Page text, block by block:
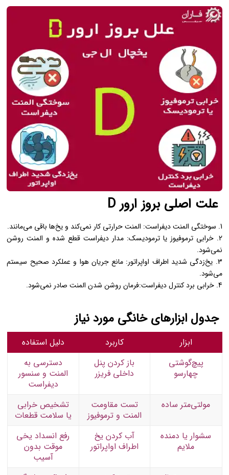
علت اصلی بروز ارور D
1. سوختگی المنت دیفراست: المنت حرارتی کار نمی‌کند و یخ‌ها باقی می‌مانند.
2. خرابی ترموفیوز یا ترمودیسک: مدار دیفراست قطع شده و المنت روشن
نمی‌شود.
3. یخ‌زدگی شدید اطراف اواپراتور: مانع جریان هوا و عملکرد صحیح سیستم
می‌شود.
4. خرابی برد کنترل دیفراست:فرمان روشن شدن المنت صادر نمی‌شود.
جدول ابزارهای خانگی مورد نیاز
ابزار کاربرد
دلیل استفاده
پیچ‌گوشتی
چهارسو
باز کردن پنل
داخلی فریزر
دسترسی به
المنت و سنسور
دیفراست
مولتی‌متر ساده
تست مقاومت
المنت و ترموفیوز
تشخیص خرابی
یا سلامت قطعات
سشوار یا دمنده
ملایم
آب کردن یخ
اطراف اواپراتور
رفع انسداد یخی
موقت بدون
آسیب